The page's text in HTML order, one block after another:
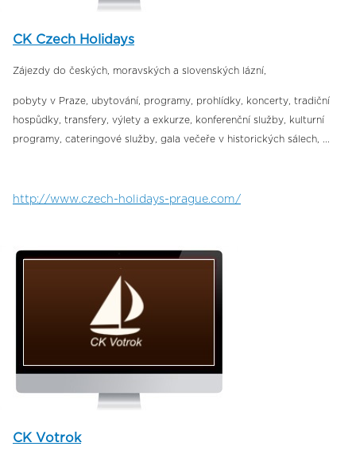
CK Czech Holidays
Zájezdy do českých, moravských a slovenských lázní,
pobyty v Praze, ubytování, programy, prohlídky, koncerty, tradiční
hospůdky, transfery, výlety a exkurze, konferenční služby, kulturní
programy, cateringové služby, gala večeře v historických sálech, ...
http://www.czech-holidays-prague.com/
CK Votrok